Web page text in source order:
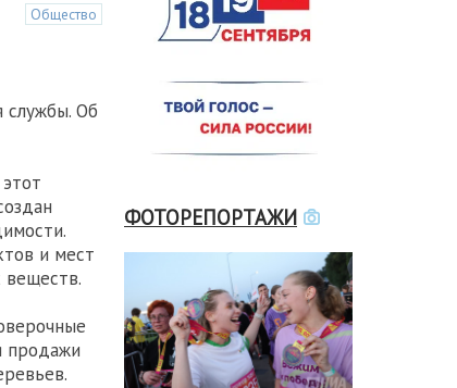
Общество
службы. Об
и мест
продажи
ФОТОРЕПОРТАЖИ